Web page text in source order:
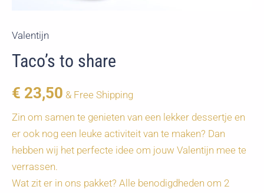
Valentijn
Taco’s to share
€ 23,50 & Free Shipping
Zin om samen te genieten van een lekker dessertje en
er ook nog een leuke activiteit van te maken? Dan
hebben wij het perfecte idee om jouw Valentijn mee te
verrassen.
Wat zit er in ons pakket? Alle benodigdheden om 2